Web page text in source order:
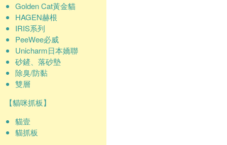
Golden Cat黃金貓
HAGEN赫根
IRIS系列
PeeWee必威
Unicharm日本嬌聯
砂鏟、落砂墊
除臭/防黏
雙層
【貓咪抓板】
貓壹
貓抓板